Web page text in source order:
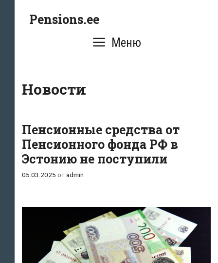
Pensions.ee
Меню
Новости
Пенсионные средства от
Пенсионного фонда РФ в
Эстонию не поступили
05.03.2025 отadmin